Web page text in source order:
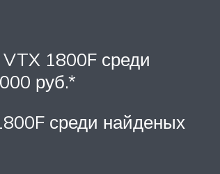
1800F среди
руб.*
среди найденых